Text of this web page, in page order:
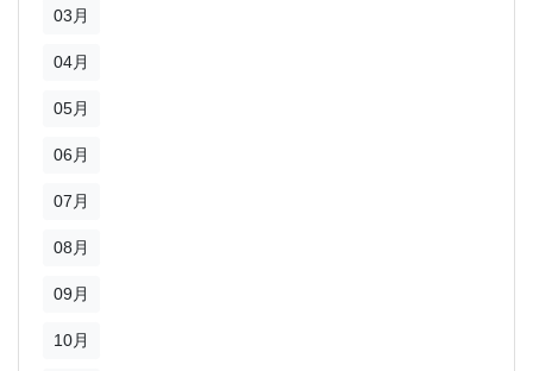
03月
04月
05月
06月
07月
08月
09月
10月